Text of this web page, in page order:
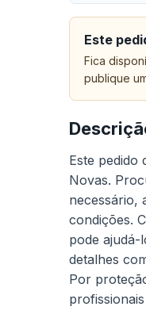
Este
Fica
publique
Este
Novas.
necessário,
condições.
pode ajudá-
detalhes
Por